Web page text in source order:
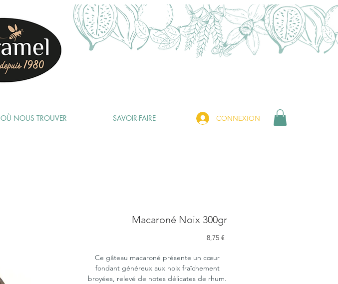
SAVOIR-FAIRE
OÙ NOUS TROUVER CONNEXION
Macaroné Noix 300gr
8,75 €
Ce gâteau macaroné présente un cœur
fondant généreux aux noix fraîchement
broyées, relevé de notes délicates de rhum.